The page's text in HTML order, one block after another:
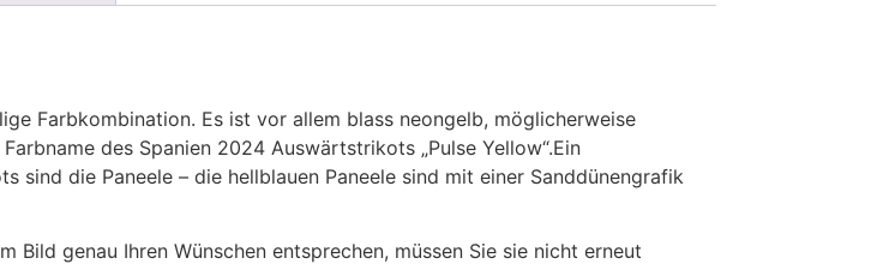
Farbkombination. Es ist vor allem blass neongelb, möglicherweise
des Spanien 2024 Auswärtstrikots „Pulse Yellow“.Ein
die Paneele – die hellblauen Paneele sind mit einer Sanddünengrafik
Bild genau Ihren Wünschen entsprechen, müssen Sie sie nicht erneut